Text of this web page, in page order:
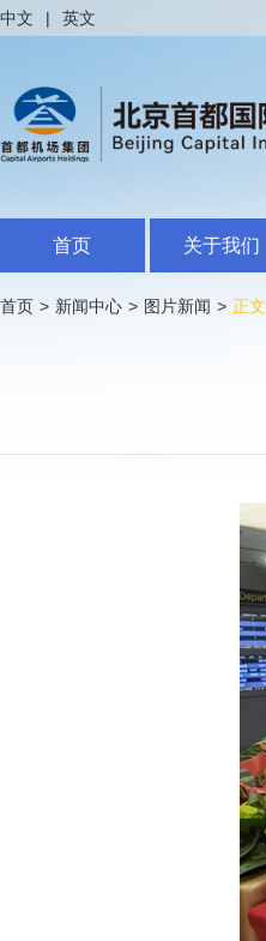
中文 | 英文
首页 关于我们
首页 > 新闻中心 > 图片新闻 > 正文